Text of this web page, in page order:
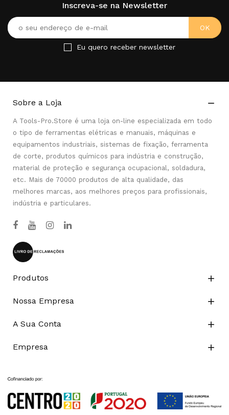
Inscreva-se na Newsletter
Eu quero receber newsletter
Sobre a Loja 
A Tools-Pro.Store é uma loja on-line especializada em todo
o tipo de ferramentas elétricas e manuais, máquinas e
equipamentos industriais, sistemas de fixação, ferramenta
de corte, produtos químicos para indústria e construção,
material de proteção e segurança ocupacional, soldadura,
etc. Mais de 70000 produtos de alta qualidade, das
melhores marcas, aos melhores preços para profissionais,
indústria e particulares.
Produtos 
Nossa Empresa 
A Sua Conta 
Empresa 